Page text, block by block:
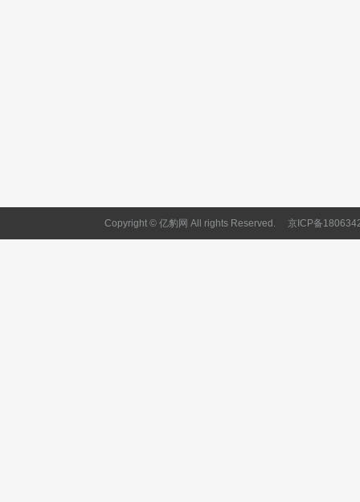
Copyright © 亿豹网 All rights Reserved. 京ICP备